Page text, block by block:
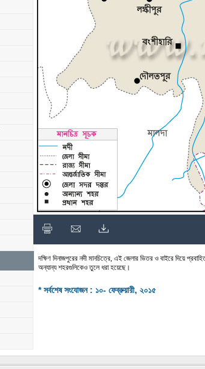
দক্ষিণ দিনাজপুরের নদী মানচিত্রে, এই জেলার ভিতর ও বাইরে দিয়ে
অন্যান্য শহরগুলিকেও তুলে ধরা হয়েছে।
* সর্বশেষ সংযোজন : ১০- ফেব্রুয়ারী, ২০১৫